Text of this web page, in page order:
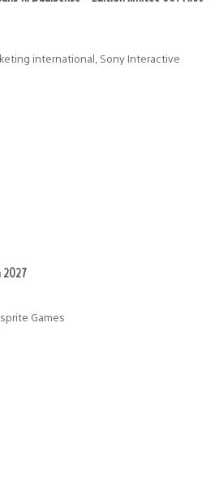
international, Sony Interactive
2027
Games